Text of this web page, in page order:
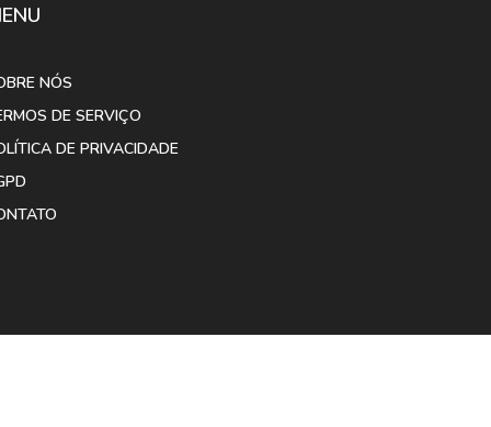
NÓS
DE SERVIÇO
DE PRIVACIDADE